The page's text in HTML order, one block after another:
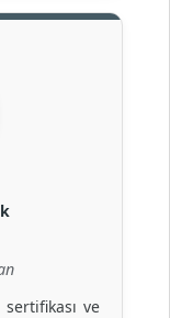
sertifikası ve